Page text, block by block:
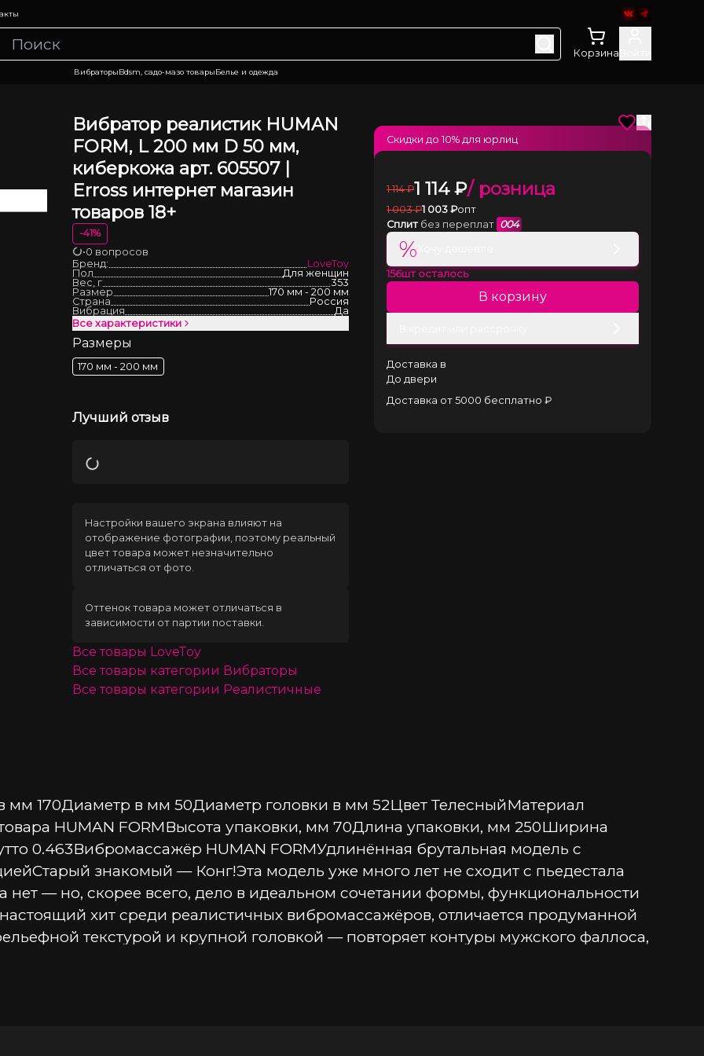
Корзина
ВибраторыBdsm, садо-мазо товарыБелье и одежда
Вибратор реалистик HUMAN
FORM, L 200 мм D 50 мм,
киберкожа арт. 605507 |
Erross интернет магазин
товаров 18+
-41%
Загрузка
•0 вопросов
Бренд:
LoveToy
Пол
Для женщин
Вес, г
353
Размер
170 мм - 200 мм
Страна
Россия
Вибрация
Да
Все характеристики
Размеры
170 мм - 200 мм
Лучший отзыв
Загрузка
Настройки вашего экрана влияют на
отображение фотографии, поэтому реальный
цвет товара может незначительно
отличаться от фото.
Оттенок товара может отличаться в
зависимости от партии поставки.
Все товары LoveToy
Все товары категории Вибраторы
Все товары категории Реалистичные
1 114 ₽1 114₽/ розница
1 003 ₽1 003 ₽опт
Сплит без переплат 004
%
156шт осталось
В корзину
Доставка в
До двери
Доставка от 5000 бесплатно ₽
Скидки до10% для юрлиц
170Диаметр в мм 50Диаметр головки в мм 52Цвет ТелесныйМатериал
HUMAN FORMВысота упаковки, мм 70Длина упаковки, мм 250Ширина
0.463Вибромассажёр HUMAN FORMУдлинённая брутальная модель с
знакомый — Конг!Эта модель уже много лет не сходит с пьедестала
нет — но, скорее всего, дело в идеальном сочетании формы, функциональности
хит среди реалистичных вибромассажёров, отличается продуманной
текстурой и крупной головкой — повторяет контуры мужского фаллоса,
мошонкой усиливает тактильное восприятие.Гибкий корпус с встроенным
движения и управляемую вибрацию — вы сами выбираете уровень